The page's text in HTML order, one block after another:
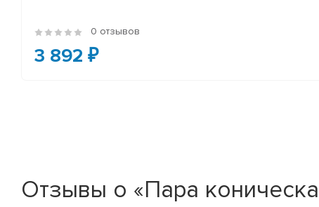
0 отзывов
3 892 ₽
Отзывы о «Пара